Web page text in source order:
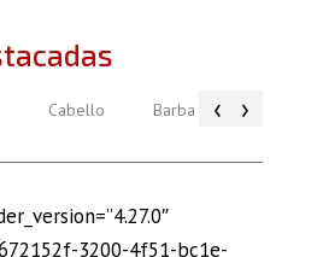
‹
Cabello Barba Piel
›
3200-4f51-bc1e-